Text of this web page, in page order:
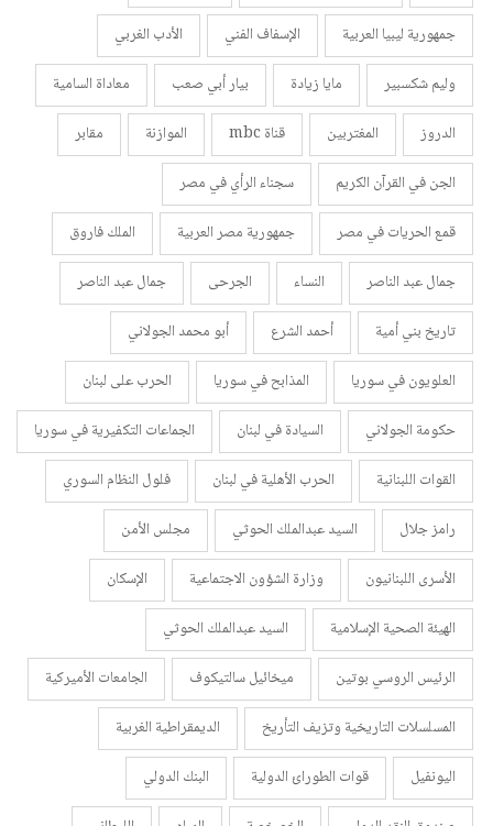
جمهورية ليبيا العربية
الإسفاف الفني
الأدب الغربي
وليم شكسبير
مايا زيادة بيار أبي صعب
معاداة السامية
الدروز
المغتربين قناة mbc الموازنة
مقابر
الجن في القرآن الكريم
سجناء الرأي في مصر
قمع الحريات في مصر
جمهورية مصر العربية
الملك فاروق
جمال عبد الناصر
النساء الجرحى
جمال عبد الناصر
تاريخ بني أمية
أحمد الشرع
أبو محمد الجولاني
العلويون في سوريا
المذابح في سوريا
الحرب على لبنان
حكومة الجولاني
السيادة في لبنان
الجماعات التكفيرية في سوريا
القوات اللبنانية
الحرب الأهلية في لبنان
فلول النظام السوري
رامز جلال
السيد عبدالملك الحوثي
مجلس الأمن
الأسرى اللبنانيون
وزارة الشؤون الاجتماعية
الإسكان
الهيئة الصحية الإسلامية
السيد عبدالملك الحوثي
الرئيس الروسي بوتين
ميخائيل سالتيكوف
الجامعات الأميركية
المسلسلات التاريخية وتزيف التأريخ
الديمقراطية الغربية
اليونفيل
قوات الطورائ الدولية
البنك الدولي